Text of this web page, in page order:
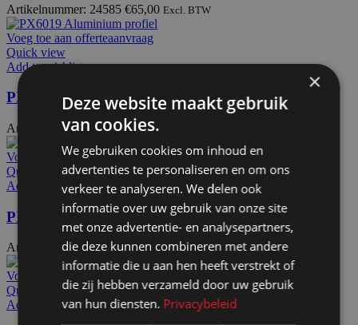
Artikelnummer: 24585 €65,00 Excl. BTW
Voeg toe aan offerteaanvraag
Quick view
Add to wishlist
PX6019 / S61
Artikelnummer: 24920€32,20
Voeg toe aan offerteaanvraag
Quick view
Add to wishlist
PX2345p
Artikelnummer: 24842€60,40 Excl. BTW
Voeg toe aan offerteaanvraag
Quick view
Add to wishlist
×
Deze website maakt gebruik
van cookies.
We gebruiken cookies om inhoud en
advertenties te personaliseren en om ons
verkeer te analyseren. We delen ook
informatie over uw gebruik van onze site
met onze advertentie- en analysepartners,
die deze kunnen combineren met andere
informatie die u aan hen heeft verstrekt of
die zij hebben verzameld door uw gebruik
van hun diensten. Privacybeleid